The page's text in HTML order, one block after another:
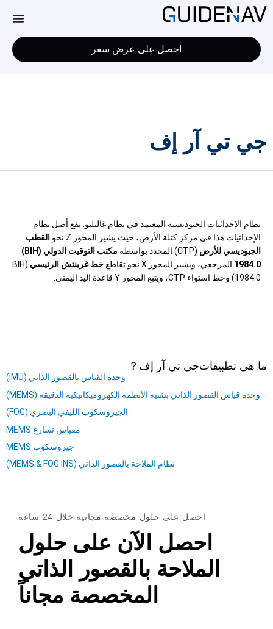
احصل على عرض سعر
جي تي آر إف
نظام الإحداثيات الجيوديسية المعتمد في نظام غاليليو. يقع أصل نظام
الإحداثيات هذا في مركز كتلة الأرض، حيث يشير المحور Z نحو
القطب
الجيوديسي للأرض (CTP) المحدد بواسطة
مكتب التوقيت الدولي (BIH)
1984.0 المرجعي، ويشير المحور X نحو تقاطع خط غرينتش الرئيسي
(BIH
1984.0) وخط استواء CTP، ويتبع المحور Y قاعدة اليد اليمنى.
ما هي تطبيقاتجي تي آر إف ？
وحدة القياس بالقصور الذاتي (IMU)
وحدة قياس القصور الذاتي بتقنية الأنظمة الكهروميكانيكية الدقيقة (MEMS)
الجيروسكوب الليفي البصري (FOG)
مقياس تسارع MEMS
جيروسكوب MEMS
نظام الملاحة بالقصور الذاتي (MEMS & FOG INS)
احصل على حلول مخصصة مجانية خلال 24 ساعة
احصل الآن على حلول
الملاحة بالقصور الذاتي
المخصصة مجاناً